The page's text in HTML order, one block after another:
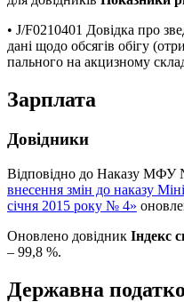
• J/F0210401 Довідка про
дані щодо обсягів обігу
пального на акцизному
Зарплата
Довідники
Відповідно до Наказу МФУ
внесення змін до наказу
січня 2015 року № 4»
Оновлено довідник Індекс
– 99,8 %.
Державна